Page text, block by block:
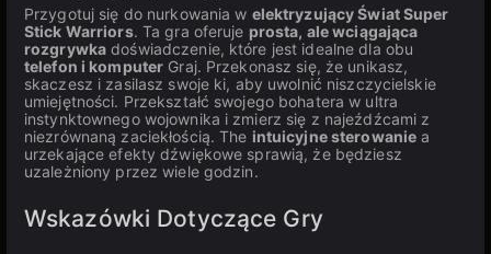
Przygotuj się do nurkowania w elektryzujący Świat Super
Stick Warriors. Ta gra oferuje prosta, ale wciągająca
rozgrywka doświadczenie, które jest idealne dla obu
telefon i komputer Graj. Przekonasz się, że unikasz,
skaczesz i zasilasz swoje ki, aby uwolnić niszczycielskie
umiejętności. Przekształć swojego bohatera w ultra
instynktownego wojownika i zmierz się z najeźdźcami z
niezrównaną zaciekłością. The intuicyjne sterowanie a
urzekające efekty dźwiękowe sprawią, że będziesz
uzależniony przez wiele godzin.
Wskazówki Dotyczące Gry